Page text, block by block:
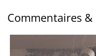
Commentaires &